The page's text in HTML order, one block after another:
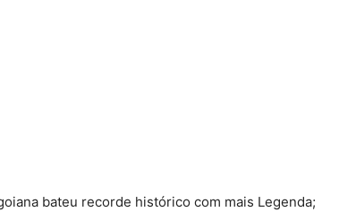
bateu recorde histórico com mais Legenda;